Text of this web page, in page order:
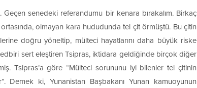
senedeki referandumu bir kenara bırakalım. Birkaç
olmayan kara hududunda tel çit örmüştü. Bu çitin
doğru yöneltip, mülteci hayatlarını daha büyük riske
sert eleştiren Tsipras, iktidara geldiğinde birçok diğer
Tsipras’a göre “Mülteci sorununu iyi bilenler tel çitinin
Demek ki, Yunanistan Başbakanı Yunan kamuoyunun